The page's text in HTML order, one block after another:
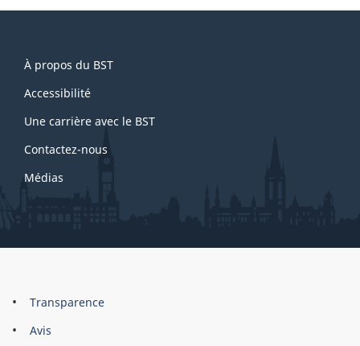
this
site
À propos du BST
Accessibilité
Une carrière avec le BST
Contactez-nous
Médias
About
this
Brand
Transparence
Avis